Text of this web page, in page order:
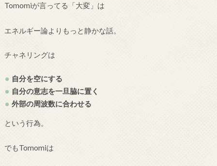
Tomomiが言ってる「大変」は
エネルギー論よりもっと静かな話。
チャネリングは
自分を空にする
自分の意志を一旦脇に置く
外部の周波数に合わせる
という行為。
でもTomomiは